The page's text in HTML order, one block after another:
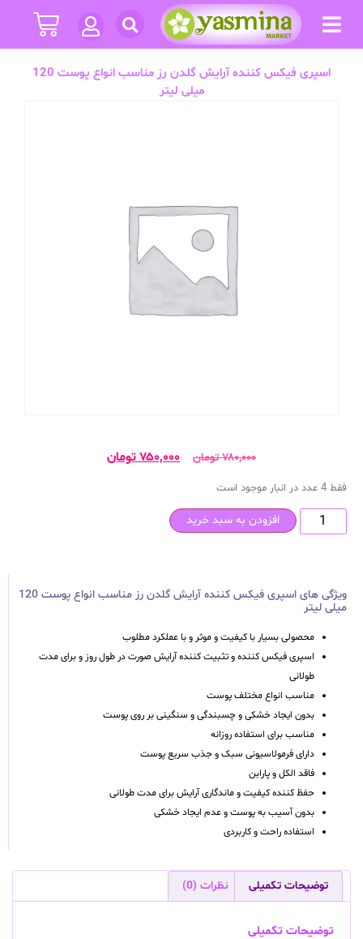
ویژگی های اسپری فیکس کننده آرایش گلدن رز مناسب انواع پوست 120
میلی لیتر
محصولی بسیار با کیفیت و موثر و با عملکرد مطلوب
اسپری فیکس کننده و تثبیت کننده آرایش صورت در طول روز و برای مدت
طولانی
مناسب انواع مختلف پوست
بدون ایجاد خشکی و چسبندگی و سنگینی بر روی پوست
مناسب برای استفاده روزانه
دارای فرمولاسیونی سبک و جذب سریع پوست
فاقد الکل و پارابن
حفظ کننده کیفیت و ماندگاری آرایش برای مدت طولانی
بدون آسیب به پوست و عدم ایجاد خشکی
استفاده راحت و کاربردی
اسپری فیکس کننده آرایش گلدن رز مناسب انواع پوست 120
میلی لیتر
۷۸۰,۰۰۰ تومان ۷۵۰,۰۰۰تومان
فقط 4 عدد در انبار موجود است
افزودن به سبد خرید
توضیحات تکمیلی نظرات (0)
توضیحات تکمیلی